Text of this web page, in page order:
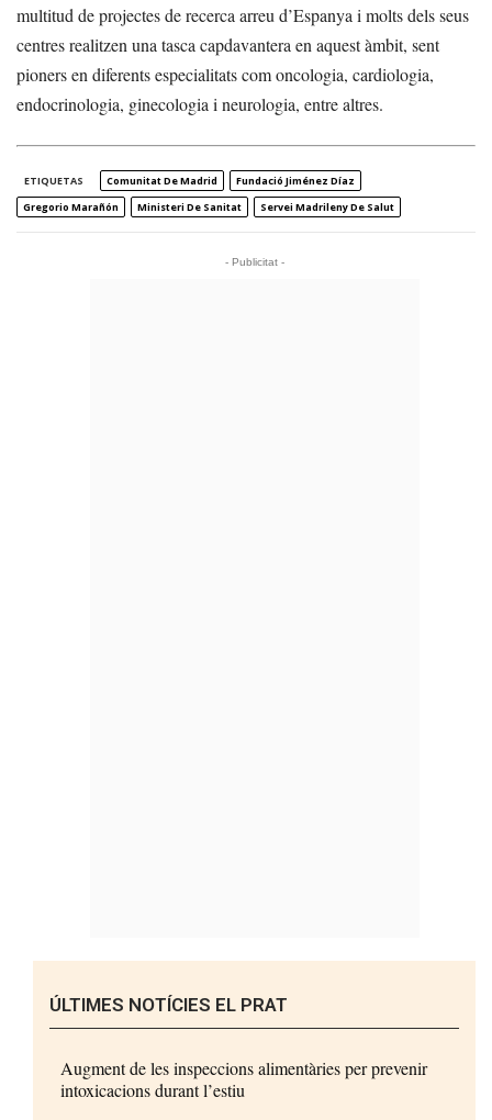
multitud de projectes de recerca arreu d’Espanya i molts dels seus
centres realitzen una tasca capdavantera en aquest àmbit, sent
pioners en diferents especialitats com oncologia, cardiologia,
endocrinologia, ginecologia i neurologia, entre altres.
ETIQUETAS Comunitat De Madrid
Fundació Jiménez Díaz
Gregorio Marañón
Ministeri De Sanitat Servei Madrileny De Salut
- Publicitat -
ÚLTIMES NOTÍCIES EL PRAT
Augment de les inspeccions alimentàries per prevenir
intoxicacions durant l’estiu